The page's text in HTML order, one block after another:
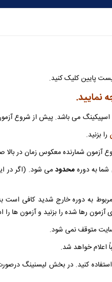
پایین کلیک کنید.
نمایید.
را بزنید.
محدودمی شود. (اگر در
رها شده را بزنید و آزمون ها را
استفاده کنید. در بخش لیسنینگ